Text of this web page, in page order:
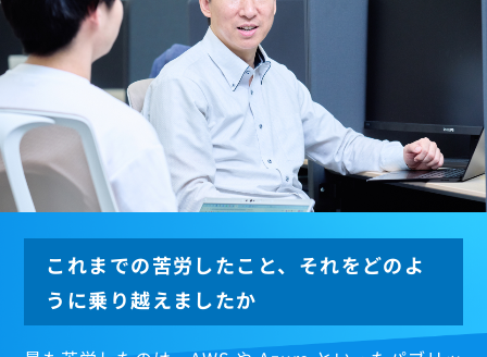
これまでの苦労したこと、それをどのよ
うに乗り越えましたか